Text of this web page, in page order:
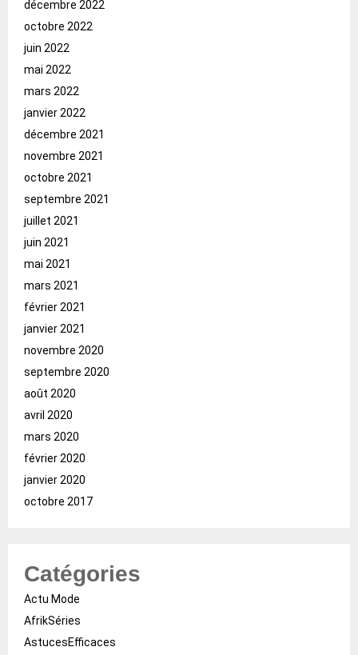
décembre 2022
octobre 2022
juin 2022
mai 2022
mars 2022
janvier 2022
décembre 2021
novembre 2021
octobre 2021
septembre 2021
juillet 2021
juin 2021
mai 2021
mars 2021
février 2021
janvier 2021
novembre 2020
septembre 2020
août 2020
avril 2020
mars 2020
février 2020
janvier 2020
octobre 2017
Catégories
Actu Mode
AfrikSéries
AstucesEfficaces